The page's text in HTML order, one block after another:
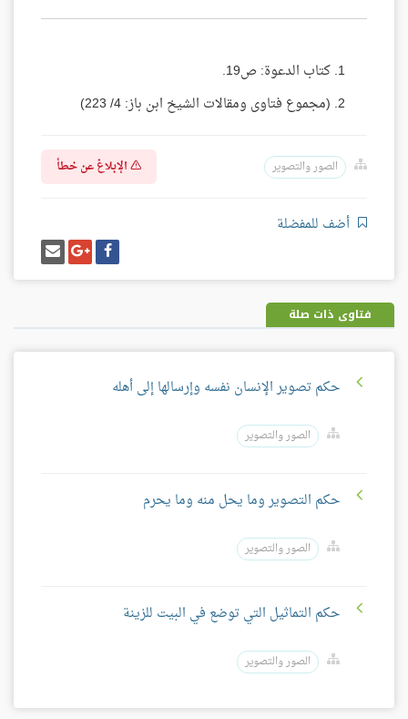
كتاب الدعوة: ص19.
(مجموع فتاوى ومقالات الشيخ ابن باز: 4/ 223)
الصور والتصوير الإبلاغ عن خطأ
أضف للمفضلة
شارك
على
فيسبوك
شارك
على
غوغل
بلس
إرسل
إيميل
فتاوى ذات صلة
حكم تصوير الإنسان نفسه وإرسالها إلى أهله
الصور والتصوير
حكم التصوير وما يحل منه وما يحرم
الصور والتصوير
حكم التماثيل التي توضع في البيت للزينة
الصور والتصوير